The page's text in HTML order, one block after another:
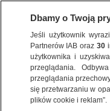
POLSKA
Dbamy o Twoją
Jeśli użytkownik
Partnerów IAB oraz30
użytkownika i
przeglądania.
przeglądania
się przetwarzaniu w
plików cookie i reklam”.